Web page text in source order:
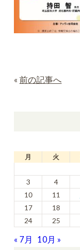
« 前の記事へ
月 火
3
4
10
11
17
18
24
25
« 7月
10月 »